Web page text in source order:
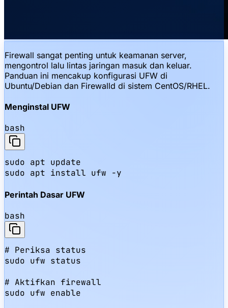
Firewall sangat penting untuk keamanan server,
mengontrol lalu lintas jaringan masuk dan keluar.
Panduan ini mencakup konfigurasi UFW di
Ubuntu/Debian dan Firewalld di sistem CentOS/RHEL.
Menginstal UFW
bash
sudo apt update
sudo apt install ufw -y
Perintah Dasar UFW
bash
# Periksa status
sudo ufw status
# Aktifkan firewall
sudo ufw enable